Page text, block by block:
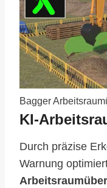
Bagger
KI-
Durch präzise
Warnung